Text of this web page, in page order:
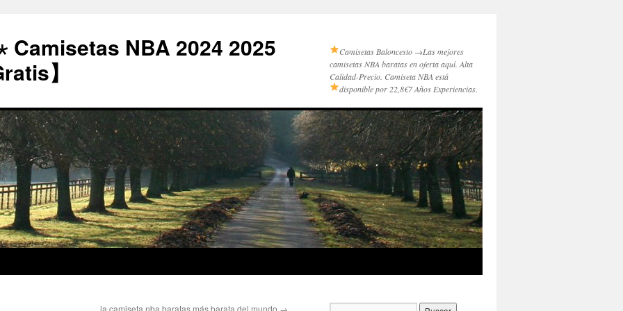
Camisetas NBA 2024 2025
】
Camisetas Baloncesto →Las mejores
camisetas NBA baratas en oferta aquí. Alta
Calidad-Precio. Camiseta NBA está
disponible por 22,8€7 Años Experiencias.
la camiseta nba baratas más barata del mundo →